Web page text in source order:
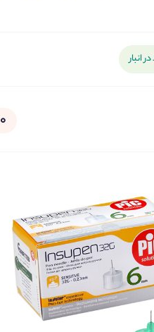
انبار
۰